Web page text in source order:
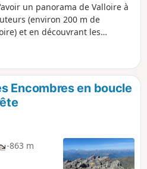
un panorama de Valloire à
(environ 200 m de
et en découvrant les
de rejoindre ou d'arrêter
Des pentes assez raides
sportive.
Encombres en boucle
-863 m